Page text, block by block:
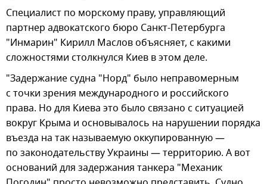
Специалист по морскому праву, управляющий
партнер адвокатского бюро Санкт-Петербурга
"Инмарин" Кирилл Маслов объясняет, с какими
сложностями столкнулся Киев в этом деле.
"Задержание судна "Норд" было неправомерным
с точки зрения международного и российского
права. Но для Киева это было связано с ситуацией
вокруг Крыма и основывалось на нарушении порядка
въезда на так называемую оккупированную —
по законодательству Украины — территорию. А вот
оснований для задержания танкера "Механик